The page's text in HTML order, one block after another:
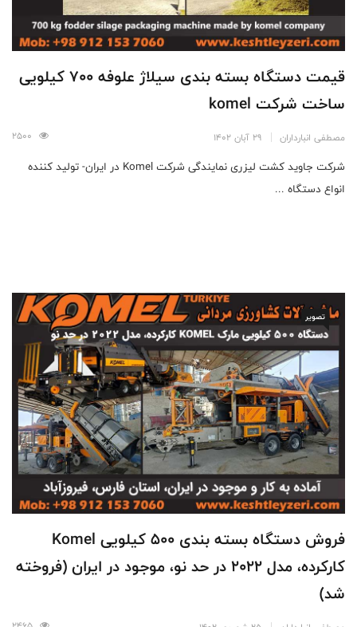
قیمت دستگاه بسته بندی سیلاژ علوفه 700 کیلویی
ساخت شرکت komel
مصطفی انبارداران 29 آبان 1402
شرکت جاوید کشت لیزری نمایندگی شرکت Komel در ایران- تولید کننده
انواع دستگاه ...
تصویر
فروش دستگاه بسته بندی 500 کیلویی Komel
کارکرده، مدل 2022 در حد نو، موجود در ایران (فروخته
شد)